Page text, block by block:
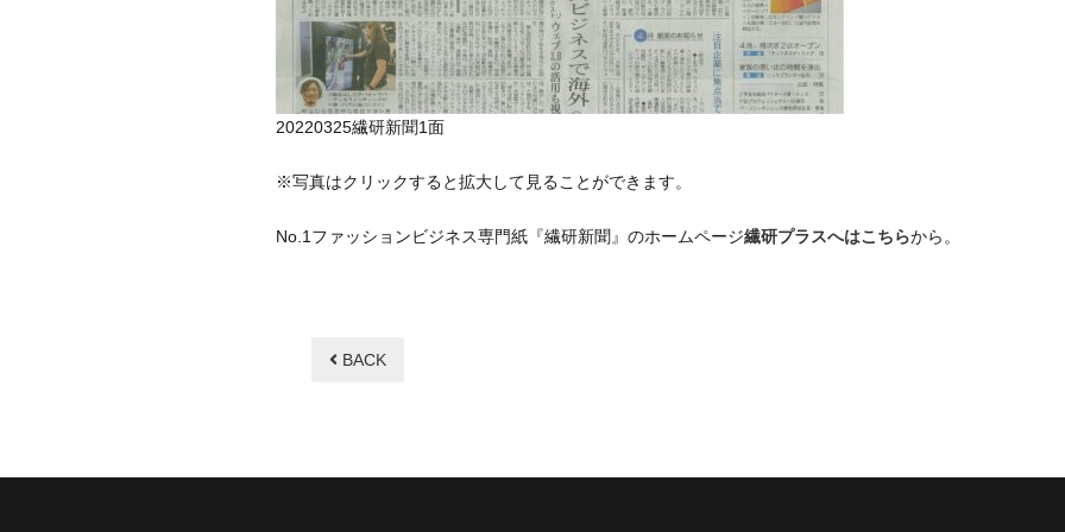
20220325繊研新聞1面
※写真はクリックすると拡大して見ることができます。
No.1ファッションビジネス専門紙『繊研新聞』のホームページ繊研プラスへはこちらから。
BACK